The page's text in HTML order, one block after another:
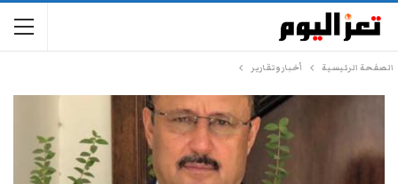
الصفحة الرئيسية أخبار وتقارير